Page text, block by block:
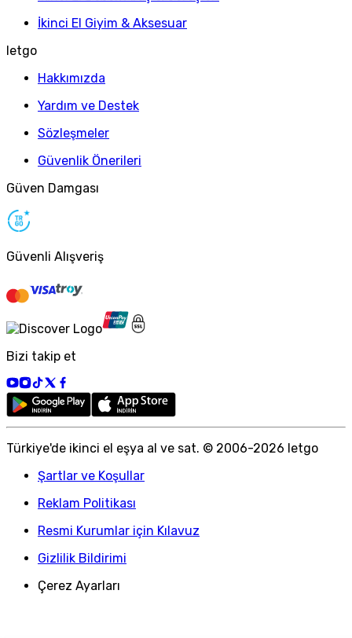
İkinci El Giyim & Aksesuar
letgo
Hakkımızda
Yardım ve Destek
Sözleşmeler
Güvenlik Önerileri
Güven Damgası
Güvenli Alışveriş
Bizi takip et
Türkiye'de ikinci el eşya al ve sat. © 2006-2026 letgo
Şartlar ve Koşullar
Reklam Politikası
Resmi Kurumlar için Kılavuz
Gizlilik Bildirimi
Çerez Ayarları